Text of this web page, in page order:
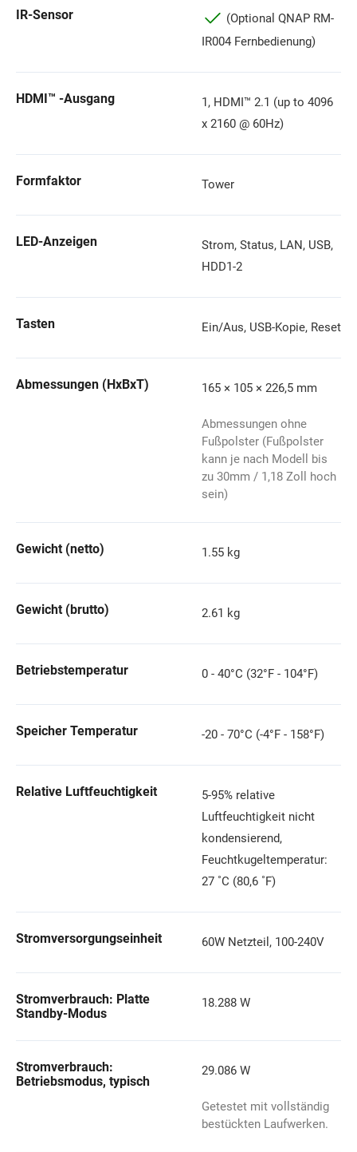
IR-Sensor
(Optional QNAP RM-
IR004 Fernbedienung)
HDMI™ -Ausgang
1, HDMI™ 2.1 (up to 4096
x 2160 @ 60Hz)
Formfaktor Tower
LED-Anzeigen
Strom, Status, LAN, USB,
HDD1-2
Tasten Ein/Aus, USB-Kopie, Reset
Abmessungen (HxBxT) 165 × 105 × 226,5 mm
Abmessungen ohne
Fußpolster (Fußpolster
kann je nach Modell bis
zu 30mm / 1,18 Zoll hoch
sein)
Gewicht (netto) 1.55 kg
Gewicht (brutto) 2.61 kg
Betriebstemperatur 0 - 40°C (32°F - 104°F)
Speicher Temperatur -20 - 70°C (-4°F - 158°F)
Relative Luftfeuchtigkeit
5-95% relative
Luftfeuchtigkeit nicht
kondensierend,
Feuchtkugeltemperatur:
27 ˚C (80,6 ˚F)
Stromversorgungseinheit 60W Netzteil, 100-240V
Stromverbrauch: Platte
Standby-Modus
18.288 W
Stromverbrauch:
Betriebsmodus, typisch
29.086 W
Getestet mit vollständig
bestückten Laufwerken.